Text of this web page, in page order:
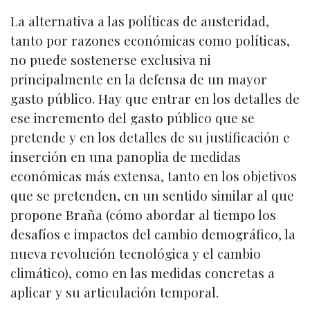
La alternativa a las políticas de austeridad,
tanto por razones económicas como políticas,
no puede sostenerse exclusiva ni
principalmente en la defensa de un mayor
gasto público. Hay que entrar en los detalles de
ese incremento del gasto público que se
pretende y en los detalles de su justificación e
inserción en una panoplia de medidas
económicas más extensa, tanto en los objetivos
que se pretenden, en un sentido similar al que
propone Braña (cómo abordar al tiempo los
desafíos e impactos del cambio demográfico, la
nueva revolución tecnológica y el cambio
climático), como en las medidas concretas a
aplicar y su articulación temporal.